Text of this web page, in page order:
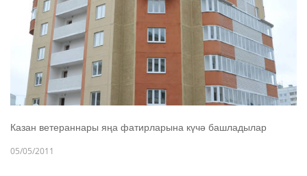
Казан ветераннары яңа фатирларына күчә башладылар
05/05/2011